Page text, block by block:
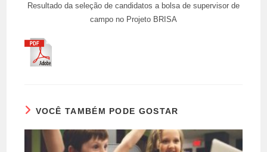
Resultado da seleção de candidatos a bolsa de supervisor de
campo no Projeto BRISA
VOCÊ TAMBÉM PODE GOSTAR